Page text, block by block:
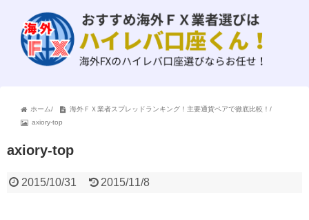
ホーム/ 海外ＦＸ業者スプレッドランキング！主要通貨ペアで徹底比較！ /
axiory-top
axiory-top
2015/10/31 2015/11/8